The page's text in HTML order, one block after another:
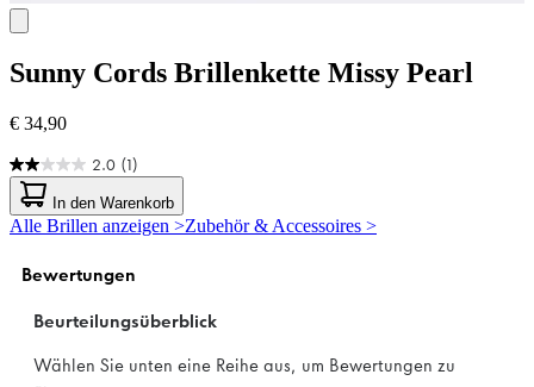
Sunny Cords Brillenkette Missy Pearl
€ 34,90
2.0 (1)
2.0
von
5
Sternen.
Bewertung
In den Warenkorb
Alle Brillen anzeigen >Zubehör & Accessoires >